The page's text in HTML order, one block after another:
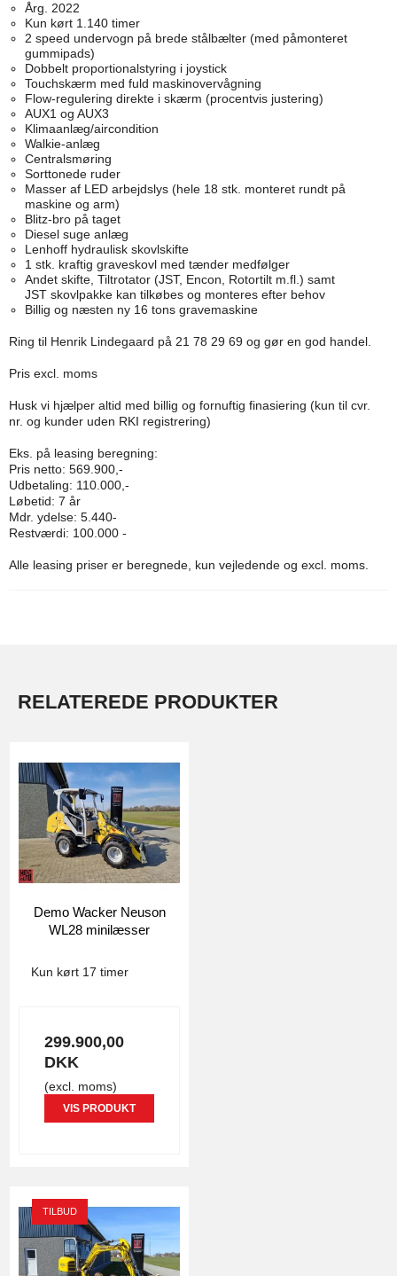
Årg. 2022
Kun kørt 1.140 timer
2 speed undervogn på brede stålbælter (med påmonteret
gummipads)
Dobbelt proportionalstyring i joystick
Touchskærm med fuld maskinovervågning
Flow-regulering direkte i skærm (procentvis justering)
AUX1 og AUX3
Klimaanlæg/aircondition
Walkie-anlæg
Centralsmøring
Sorttonede ruder
Masser af LED arbejdslys (hele 18 stk. monteret rundt på
maskine og arm)
Blitz-bro på taget
Diesel suge anlæg
Lenhoff hydraulisk skovlskifte
1 stk. kraftig graveskovl med tænder medfølger
Andet skifte, Tiltrotator (JST, Encon, Rotortilt m.fl.) samt
JST skovlpakke kan tilkøbes og monteres efter behov
Billig og næsten ny 16 tons gravemaskine
Ring til Henrik Lindegaard på 21 78 29 69 og gør en god handel.
Pris excl. moms
Husk vi hjælper altid med billig og fornuftig finasiering (kun til cvr.
nr. og kunder uden RKI registrering)
Eks. på leasing beregning:
Pris netto: 569.900,-
Udbetaling: 110.000,-
Løbetid: 7 år
Mdr. ydelse: 5.440-
Restværdi: 100.000 -
Alle leasing priser er beregnede, kun vejledende og excl. moms.
RELATEREDE PRODUKTER
Demo Wacker Neuson
WL28 minilæsser
Kun kørt 17 timer
299.900,00
DKK
(excl. moms)
VIS PRODUKT
TILBUD